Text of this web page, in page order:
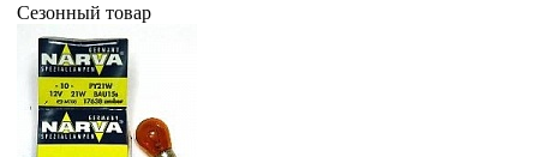
Сезонный товар